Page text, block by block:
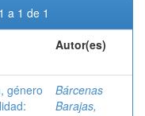
a 1 de 1
Autor(es)
género
Bárcenas
Barajas,